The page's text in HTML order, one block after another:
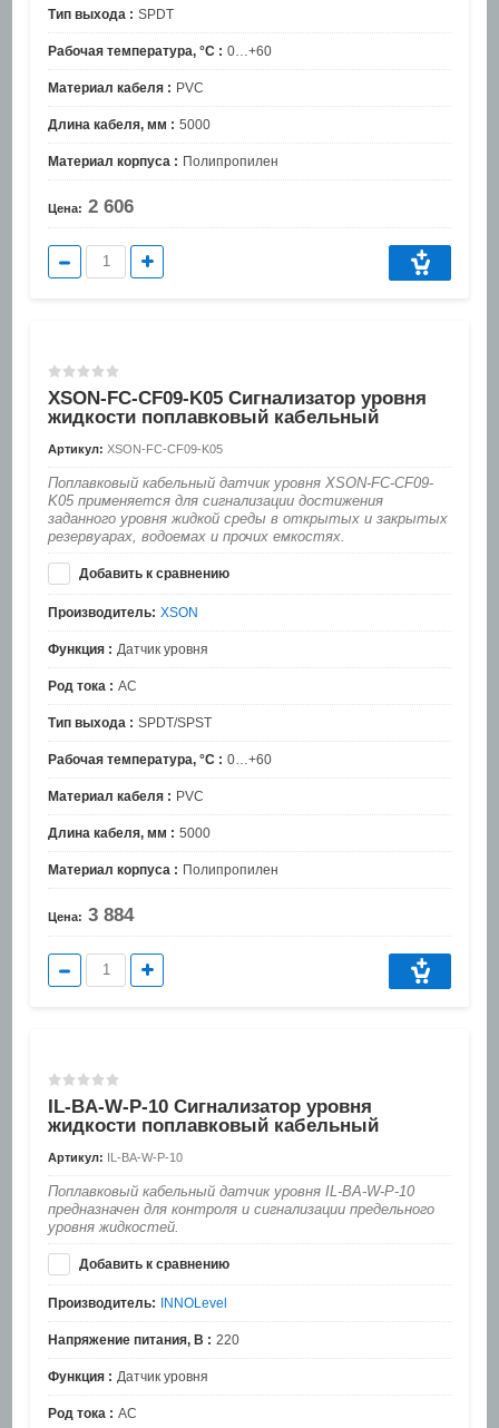
Тип выхода : SPDT
Рабочая температура, °C : 0…+60
Материал кабеля : PVC
Длина кабеля, мм : 5000
Материал корпуса : Полипропилен
Цена: 2 606
XSON-FC-CF09-K05 Сигнализатор уровня
жидкости поплавковый кабельный
Артикул: XSON-FC-CF09-K05
Поплавковый кабельный датчик уровня XSON-FC-CF09-
K05 применяется для сигнализации достижения
заданного уровня жидкой среды в открытых и закрытых
резервуарах, водоемах и прочих емкостях.
Добавить к сравнению
Производитель: XSON
Функция : Датчик уровня
Род тока : AC
Тип выхода : SPDT/SPST
Рабочая температура, °C : 0…+60
Материал кабеля : PVC
Длина кабеля, мм : 5000
Материал корпуса : Полипропилен
Цена: 3 884
IL-BA-W-P-10 Сигнализатор уровня
жидкости поплавковый кабельный
Артикул: IL-BA-W-P-10
Поплавковый кабельный датчик уровня IL-BA-W-P-10
предназначен для контроля и сигнализации предельного
уровня жидкостей.
Добавить к сравнению
Производитель: INNOLevel
Напряжение питания, В : 220
Функция : Датчик уровня
Род тока : AC